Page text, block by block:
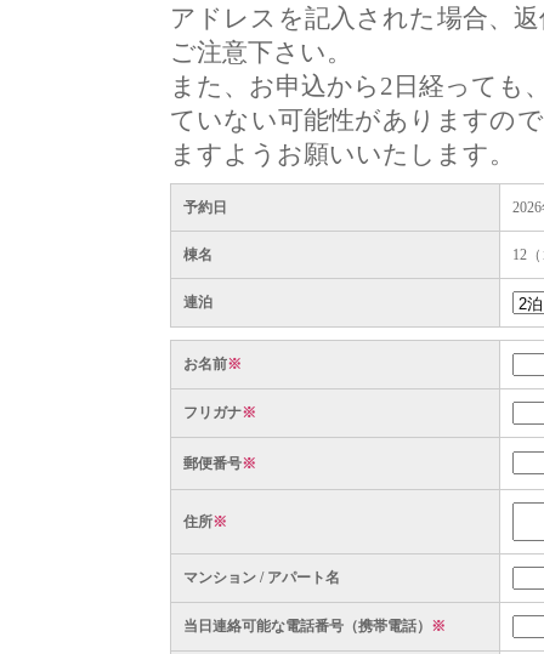
アドレスを記入された場合、
ご注意下さい。
また、お申込から2日経っても
ていない可能性がありますの
ますようお願いいたします。
予約日
棟名 12
連泊
お名前※
フリガナ※
郵便番号※
住所※
マンション / アパート名
当日連絡可能な電話番号（携帯電話） ※